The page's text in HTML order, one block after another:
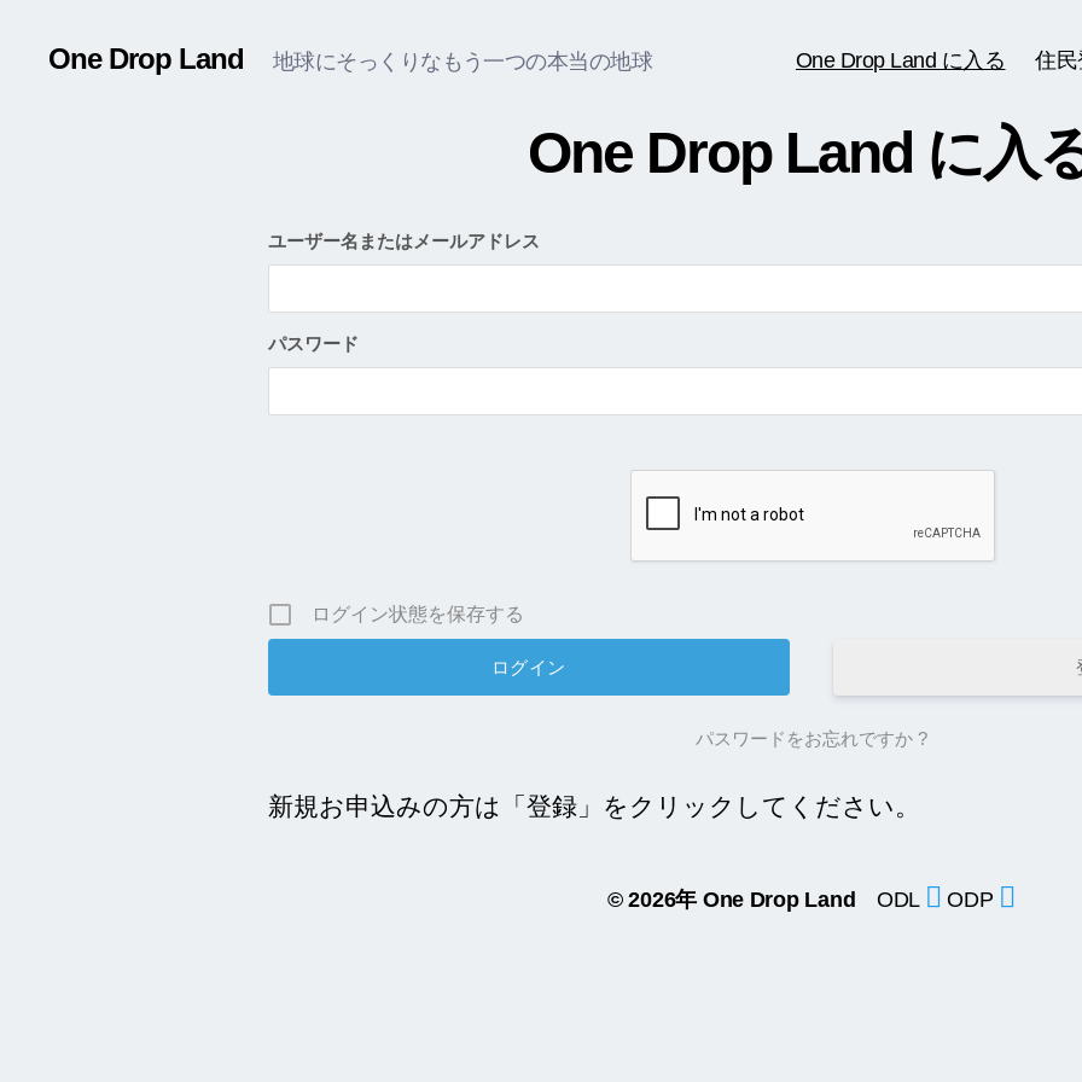
One Drop Land 地球にそっくりなもう一つの本当の地球 One Drop Land に入る 住
One Drop Land に入
ユーザー名またはメールアドレス
パスワード
ログイン状態を保存する
パスワードをお忘れですか ?
新規お申込みの方は「登録」をクリックしてください。
© 2026年 One Drop Land ODL ODP